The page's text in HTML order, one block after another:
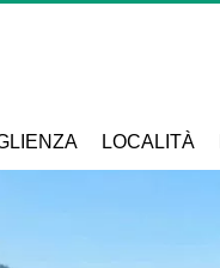
LOCALITÀ